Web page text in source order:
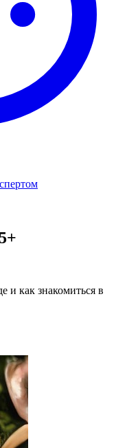
и как знакомиться в